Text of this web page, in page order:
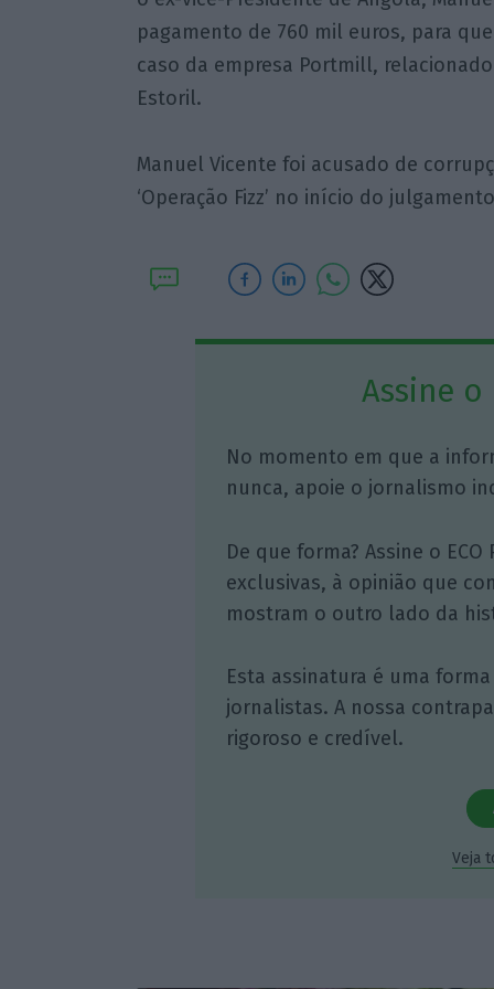
pagamento de 760 mil euros, para
caso da empresa Portmill,
Estoril.
Manuel Vicente foi acusado de
‘Operação Fizz’ no início do
Assine o
No momento em que a
nunca, apoie o jornalismo
De que forma? Assine o
exclusivas, à opinião que
mostram o outro lado da
Esta assinatura é uma
jornalistas. A nossa
rigoroso e credível.
Veja